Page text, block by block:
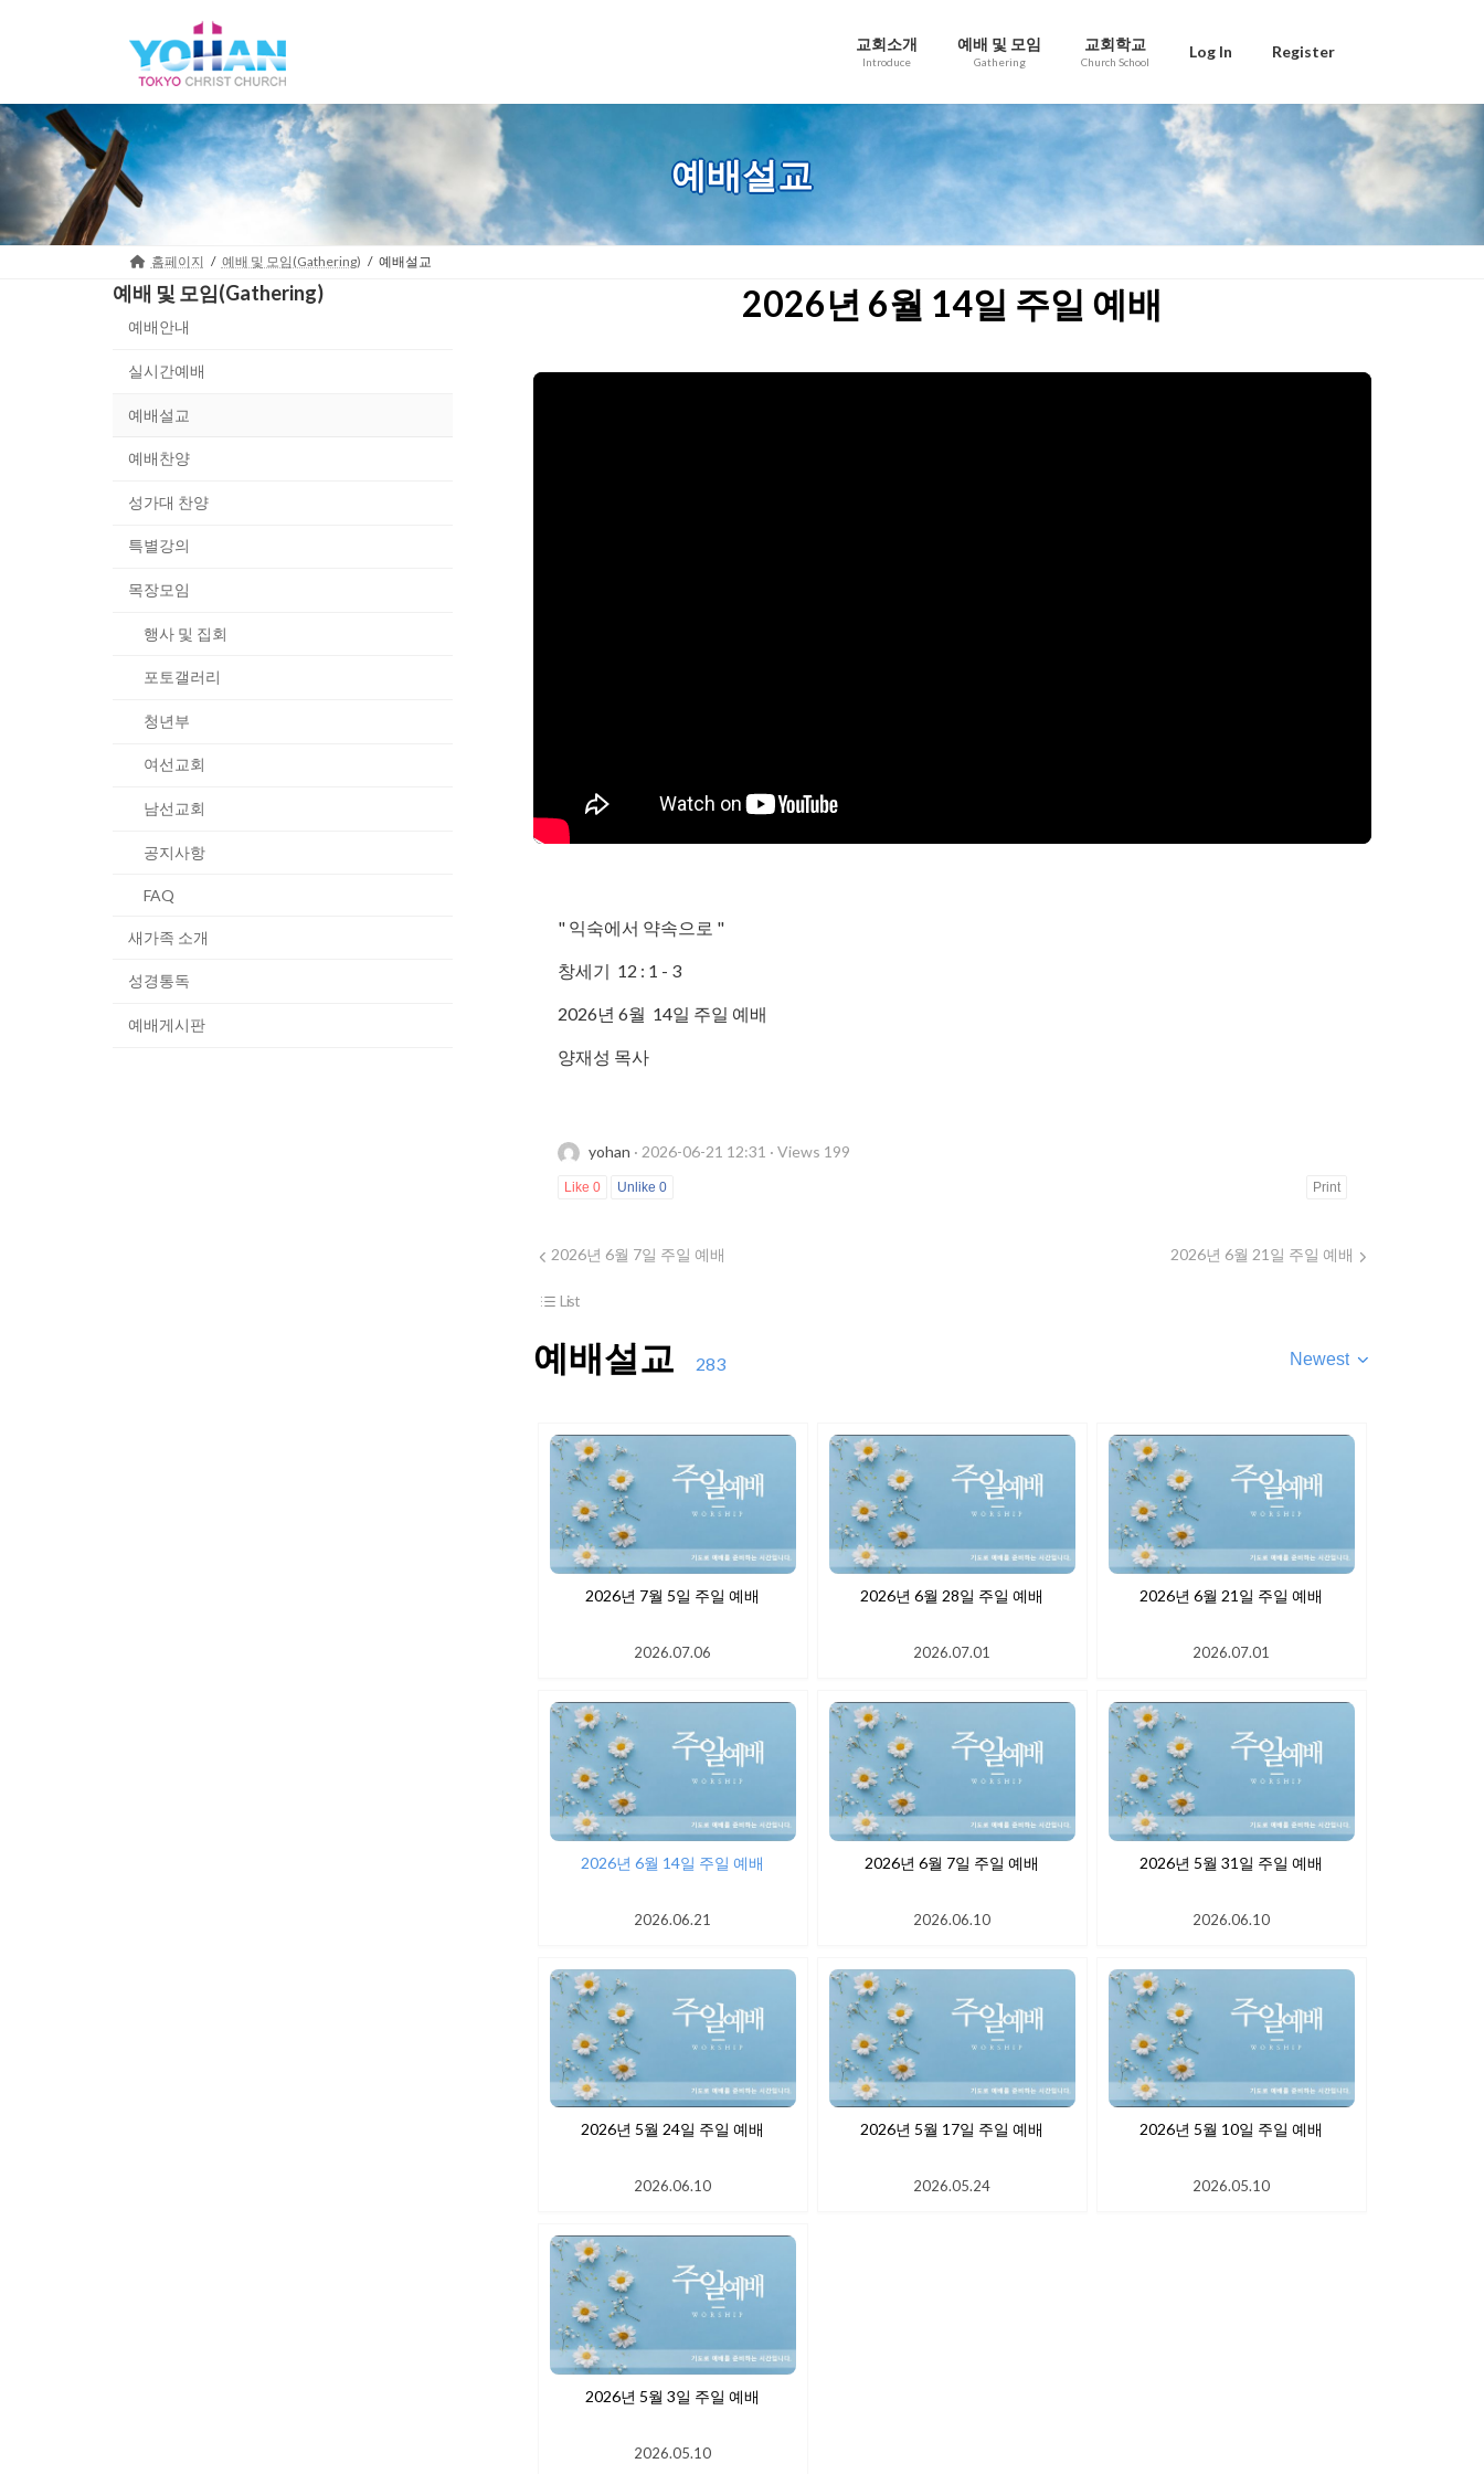
교회소개
Introduce
예배 및 모임
Gathering
교회학교
Church School
Log In Register
예배설교
홈페이지 예배 및 모임(Gathering) 예배설교
2026년 6월 14일 주일 예배
" 익숙에서 약속으로 "
창세기 12 : 1 - 3
2026년 6월 14일 주일 예배
양재성 목사
yohan · 2026-06-21 12:31 · Views 199
Like 0 Unlike 0 Print
2026년 6월 7일 주일 예배 2026년 6월 21일 주일 예배
List
예배설교 283 Newest
2026년 7월 5일 주일 예배
2026.07.06
2026년 6월 28일 주일 예배
2026.07.01
2026년 6월 21일 주일 예배
2026.07.01
2026년 6월 14일 주일 예배
2026.06.21
2026년 6월 7일 주일 예배
2026.06.10
2026년 5월 31일 주일 예배
2026.06.10
2026년 5월 24일 주일 예배
2026.06.10
2026년 5월 17일 주일 예배
2026.05.24
2026년 5월 10일 주일 예배
2026.05.10
2026년 5월 3일 주일 예배
2026.05.10
예배 및 모임(Gathering)
예배안내
실시간예배
예배설교
예배찬양
성가대 찬양
특별강의
목장모임
행사 및 집회
포토갤러리
청년부
여선교회
남선교회
공지사항
FAQ
새가족 소개
성경통독
예배게시판